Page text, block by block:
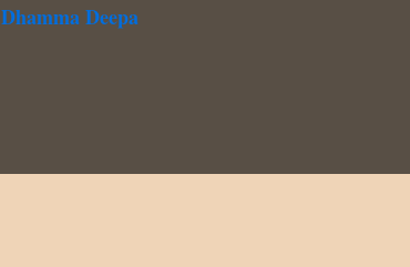
Dhamma Deepa